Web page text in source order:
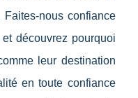
nous confiance
découvrez pourquoi
leur destination
en toute confiance